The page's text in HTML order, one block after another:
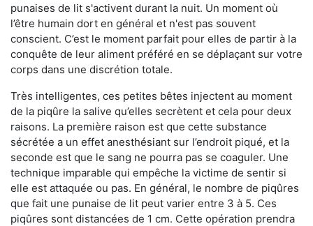
punaises de lit s'activent durant la nuit. Un moment où
l’être humain dort en général et n'est pas souvent
conscient. C’est le moment parfait pour elles de partir à la
conquête de leur aliment préféré en se déplaçant sur votre
corps dans une discrétion totale.
Très intelligentes, ces petites bêtes injectent au moment
de la piqûre la salive qu’elles secrètent et cela pour deux
raisons. La première raison est que cette substance
sécrétée a un effet anesthésiant sur l’endroit piqué, et la
seconde est que le sang ne pourra pas se coaguler. Une
technique imparable qui empêche la victime de sentir si
elle est attaquée ou pas. En général, le nombre de piqûres
que fait une punaise de lit peut varier entre 3 à 5. Ces
piqûres sont distancées de 1 cm. Cette opération prendra